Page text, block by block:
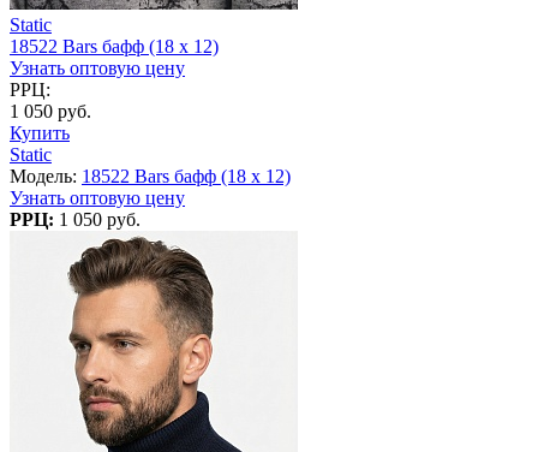
Static
18522 Bars бафф (18 x 12)
Узнать оптовую цену
РРЦ:
1 050 руб.
Купить
Static
Модель: 18522 Bars бафф (18 x 12)
Узнать оптовую цену
РРЦ: 1 050 руб.